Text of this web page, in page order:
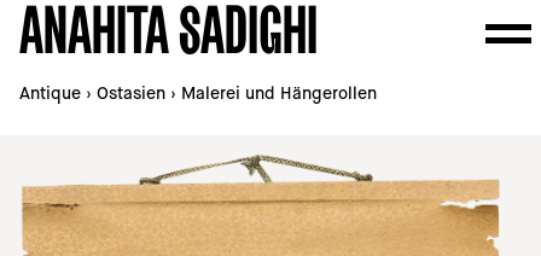
ANAHITA SADIGHI
Antique › Ostasien › Malerei und Hängerollen